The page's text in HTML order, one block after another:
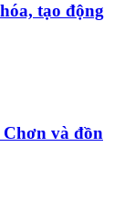
tạo động
và đồn